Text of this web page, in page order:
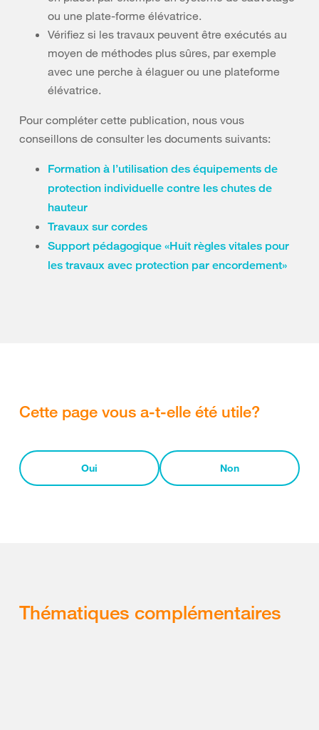
ou une plate-forme élévatrice.
Vérifiez si les travaux peuvent être exécutés au
moyen de méthodes plus sûres, par exemple
avec une perche à élaguer ou une plateforme
élévatrice.
Pour compléter cette publication, nous vous
conseillons de consulter les documents suivants:
Formation à l’utilisation des équipements de
protection individuelle contre les chutes de
hauteur
Travaux sur cordes
Support pédagogique «Huit règles vitales pour
les travaux avec protection par encordement»
Cette page vous a-t-elle été utile?
Oui Non
Thématiques complémentaires